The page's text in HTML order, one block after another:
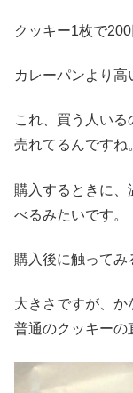
クッキー1枚で200
カレーパンより高
これ、買う人いる
売れてるんですね
購入するときに、
べるみたいです。
購入後に触ってみ
大きさですが、か
普通のクッキーの